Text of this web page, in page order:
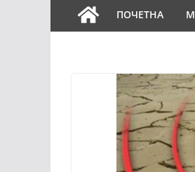
ПОЧЕТНА